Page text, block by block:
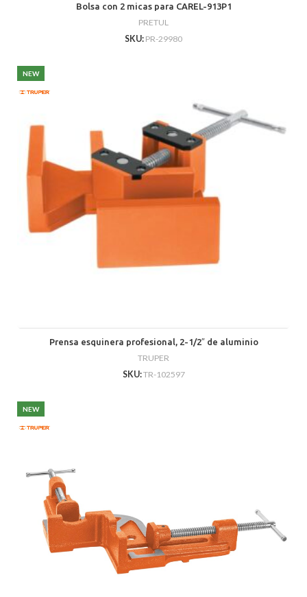
Bolsa con 2 micas para CAREL-913P1
PRETUL
SKU: PR-29980
NEW
Prensa esquinera profesional, 2-1/2″ de aluminio
TRUPER
SKU:TR-102597
NEW